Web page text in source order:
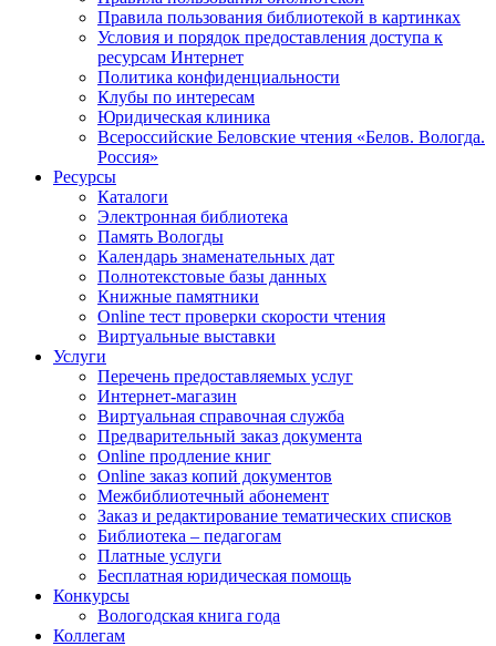
Правила пользования библиотекой в картинках
Условия и порядок предоставления доступа к
ресурсам Интернет
Политика конфиденциальности
Клубы по интересам
Юридическая клиника
Всероссийские Беловские чтения «Белов. Вологда.
Россия»
Ресурсы
Каталоги
Электронная библиотека
Память Вологды
Календарь знаменательных дат
Полнотекстовые базы данных
Книжные памятники
Online тест проверки скорости чтения
Виртуальные выставки
Услуги
Перечень предоставляемых услуг
Интернет-магазин
Виртуальная справочная служба
Предварительный заказ документа
Online продление книг
Online заказ копий документов
Межбиблиотечный абонемент
Заказ и редактирование тематических списков
Библиотека – педагогам
Платные услуги
Бесплатная юридическая помощь
Конкурсы
Вологодская книга года
Коллегам